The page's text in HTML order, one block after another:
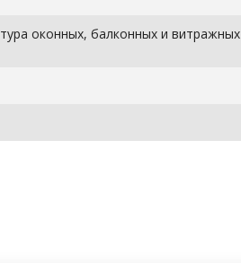
оконных, балконных и витражных